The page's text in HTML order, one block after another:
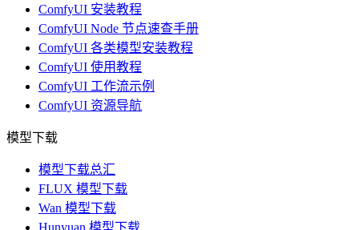
ComfyUI 安装教程
ComfyUI Node 节点速查手册
ComfyUI 各类模型安装教程
ComfyUI 使用教程
ComfyUI 工作流示例
ComfyUI 资源导航
模型下载
模型下载总汇
FLUX 模型下载
Wan 模型下载
Hunyuan 模型下载